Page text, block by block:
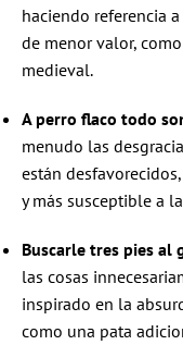
haciendo referencia
de menor valor,
medieval.
A perro flaco todo
menudo las
están
y más susceptible a
Buscarle tres pies al
las cosas
inspirado en la
como una pata